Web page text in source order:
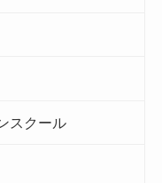
スクール